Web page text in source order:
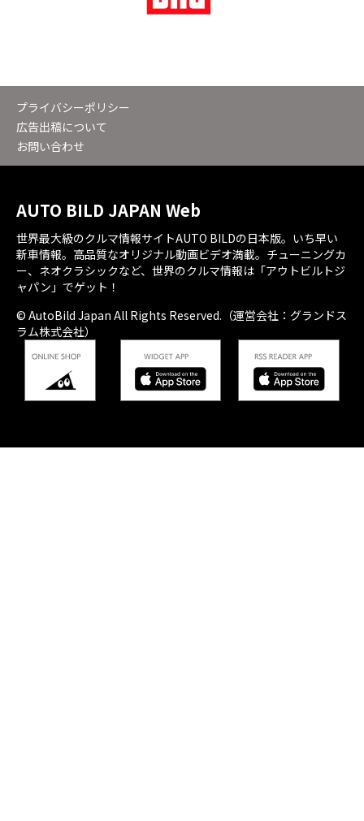
プライバシーポリシー
広告出稿について
お問い合わせ
AUTO BILD JAPAN Web
世界最大級のクルマ情報サイトAUTO BILDの日本版。いち早い
新車情報。高品質なオリジナル動画ビデオ満載。チューニングカ
ー、ネオクラシックなど、世界のクルマ情報は「アウトビルトジ
ャパン」でゲット！
© AutoBild Japan All Rights Reserved.（運営会社：グランドス
ラム株式会社）